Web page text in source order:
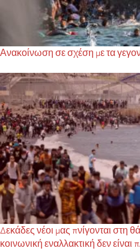
Ανακοίνωση σε σχέση με τα
Δεκάδες νέοι μας πνίγονται στη
κοινωνική εναλλακτική δεν είναι